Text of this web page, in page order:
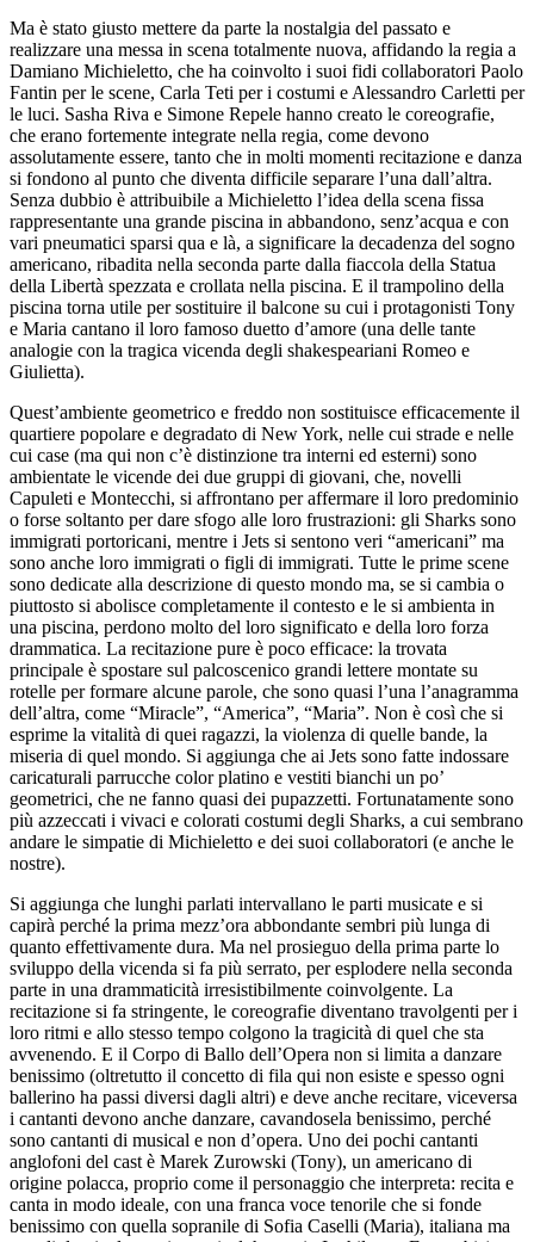
Ma è stato giusto mettere da parte la nostalgia del passato e
realizzare una messa in scena totalmente nuova, affidando la regia a
Damiano Michieletto, che ha coinvolto i suoi fidi collaboratori Paolo
Fantin per le scene, Carla Teti per i costumi e Alessandro Carletti per
le luci. Sasha Riva e Simone Repele hanno creato le coreografie,
che erano fortemente integrate nella regia, come devono
assolutamente essere, tanto che in molti momenti recitazione e danza
si fondono al punto che diventa difficile separare l’una dall’altra.
Senza dubbio è attribuibile a Michieletto l’idea della scena fissa
rappresentante una grande piscina in abbandono, senz’acqua e con
vari pneumatici sparsi qua e là, a significare la decadenza del sogno
americano, ribadita nella seconda parte dalla fiaccola della Statua
della Libertà spezzata e crollata nella piscina. E il trampolino della
piscina torna utile per sostituire il balcone su cui i protagonisti Tony
e Maria cantano il loro famoso duetto d’amore (una delle tante
analogie con la tragica vicenda degli shakespeariani Romeo e
Giulietta).
Quest’ambiente geometrico e freddo non sostituisce efficacemente il
quartiere popolare e degradato di New York, nelle cui strade e nelle
cui case (ma qui non c’è distinzione tra interni ed esterni) sono
ambientate le vicende dei due gruppi di giovani, che, novelli
Capuleti e Montecchi, si affrontano per affermare il loro predominio
o forse soltanto per dare sfogo alle loro frustrazioni: gli Sharks sono
immigrati portoricani, mentre i Jets si sentono veri “americani” ma
sono anche loro immigrati o figli di immigrati. Tutte le prime scene
sono dedicate alla descrizione di questo mondo ma, se si cambia o
piuttosto si abolisce completamente il contesto e le si ambienta in
una piscina, perdono molto del loro significato e della loro forza
drammatica. La recitazione pure è poco efficace: la trovata
principale è spostare sul palcoscenico grandi lettere montate su
rotelle per formare alcune parole, che sono quasi l’una l’anagramma
dell’altra, come “Miracle”, “America”, “Maria”. Non è così che si
esprime la vitalità di quei ragazzi, la violenza di quelle bande, la
miseria di quel mondo. Si aggiunga che ai Jets sono fatte indossare
caricaturali parrucche color platino e vestiti bianchi un po’
geometrici, che ne fanno quasi dei pupazzetti. Fortunatamente sono
più azzeccati i vivaci e colorati costumi degli Sharks, a cui sembrano
andare le simpatie di Michieletto e dei suoi collaboratori (e anche le
nostre).
Si aggiunga che lunghi parlati intervallano le parti musicate e si
capirà perché la prima mezz’ora abbondante sembri più lunga di
quanto effettivamente dura. Ma nel prosieguo della prima parte lo
sviluppo della vicenda si fa più serrato, per esplodere nella seconda
parte in una drammaticità irresistibilmente coinvolgente. La
recitazione si fa stringente, le coreografie diventano travolgenti per i
loro ritmi e allo stesso tempo colgono la tragicità di quel che sta
avvenendo. E il Corpo di Ballo dell’Opera non si limita a danzare
benissimo (oltretutto il concetto di fila qui non esiste e spesso ogni
ballerino ha passi diversi dagli altri) e deve anche recitare, viceversa
i cantanti devono anche danzare, cavandosela benissimo, perché
sono cantanti di musical e non d’opera. Uno dei pochi cantanti
anglofoni del cast è Marek Zurowski (Tony), un americano di
origine polacca, proprio come il personaggio che interpreta: recita e
canta in modo ideale, con una franca voce tenorile che si fonde
benissimo con quella sopranile di Sofia Caselli (Maria), italiana ma